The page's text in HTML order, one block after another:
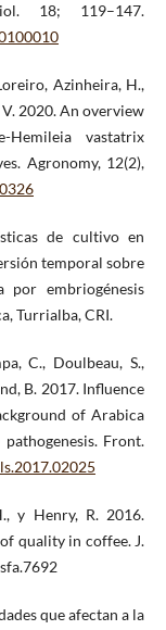
18; 119–147.
Azinheira, H.,
V. 2020. An overview
vastatrix
Agronomy, 12(2),
de cultivo en
temporal sobre
por embriogénesis
Turrialba, CRI.
C., Doulbeau, S.,
B. 2017. Influence
of Arabica
Front.
y Henry, R. 2016.
quality in coffee. J.
que afectan a la